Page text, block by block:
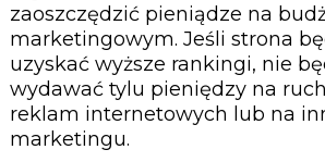
zaoszczędzić pieniądze na
marketingowym. Jeśli strona
uzyskać wyższe rankingi, nie
wydawać tylu pieniędzy na
reklam internetowych lub na
marketingu.